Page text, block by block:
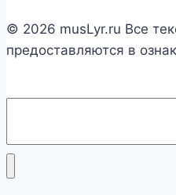
© 2026 musLyr.ru Все
предоставляются в